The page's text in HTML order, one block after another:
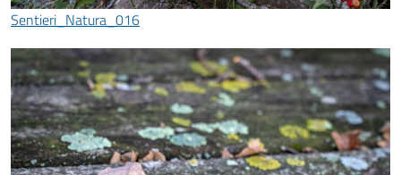
Sentieri_Natura_016